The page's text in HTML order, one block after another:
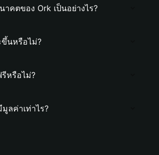
คตของ Ork เป็นอย่างไร?
ขึ้นหรือไม่?
หรือไม่?
ลค่าเท่าไร?